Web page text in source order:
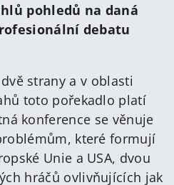
pohledů na daná
debatu
strany a v oblasti
toto pořekadlo platí
konference se věnuje
které formují
Unie a USA, dvou
hráčů ovlivňujících jak